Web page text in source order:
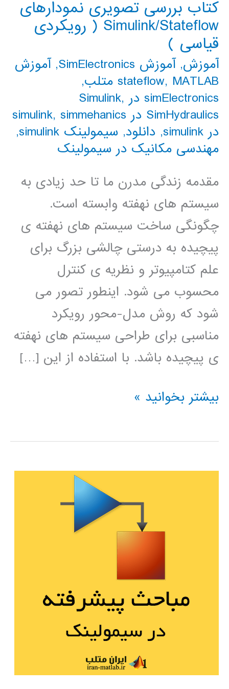
کتاب بررسی تصویری نمودارهای
Simulink/Stateflow ( رویکردی
قیاسی )
آموزش,آموزش SimElectronics ,آموزش
stateflow, MATLAB متلب
,
simElectronics در Simulink
,
SimHydraulics در simulink
, simmehanics
در simulink
, دانلود, سیمولینک simulink
,
مهندسی مکانیک در سیمولینک
مقدمه زندگی مدرن ما تا حد زیادی به
سیستم های نهفته وابسته است.
چگونگی ساخت سیستم های نهفته ی
پیچیده به درستی چالشی بزرگ برای
علم کتامپیوتر و نظریه ی کنترل
محسوب می شود. اینطور تصور می
شود که روش مدل-محور رویکرد
مناسبی برای طراحی سیستم های نهفته
ی پیچیده باشد. با استفاده از این […]
کتاب
تصویری
بیشتر بخوانید »